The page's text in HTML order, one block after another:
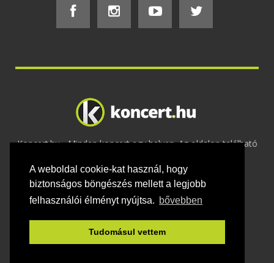
A weboldal cookie-kat használ, hogy
biztonságos böngészés mellett a legjobb
felhasználói élményt nyújtsa. bővebben
Tudomásul vettem
Koncert.hu - Minden koncert egy helyen. Az oldalon található
2020 Adatvédelem-ÁSZF-Felhasználási
feltételek-Webmaster- Kapcsolat és üzenet küldés